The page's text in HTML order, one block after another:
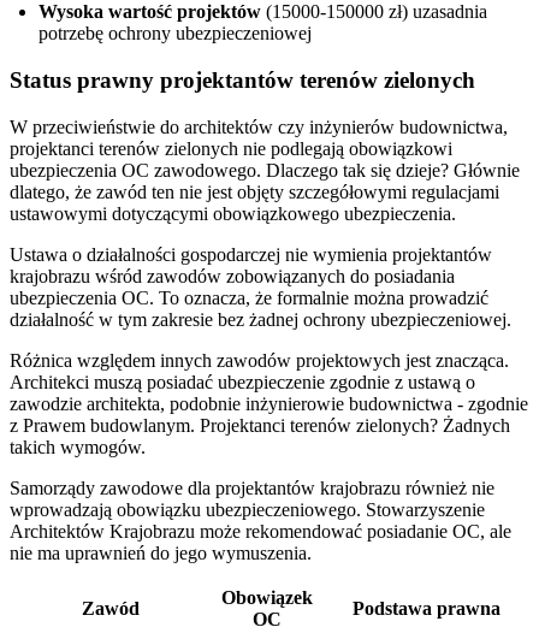
Wysoka wartość projektów (15000-150000 zł) uzasadnia
potrzebę ochrony ubezpieczeniowej
Status prawny projektantów terenów zielonych
W przeciwieństwie do architektów czy inżynierów budownictwa,
projektanci terenów zielonych nie podlegają obowiązkowi
ubezpieczenia OC zawodowego. Dlaczego tak się dzieje? Głównie
dlatego, że zawód ten nie jest objęty szczegółowymi regulacjami
ustawowymi dotyczącymi obowiązkowego ubezpieczenia.
Ustawa o działalności gospodarczej nie wymienia projektantów
krajobrazu wśród zawodów zobowiązanych do posiadania
ubezpieczenia OC. To oznacza, że formalnie można prowadzić
działalność w tym zakresie bez żadnej ochrony ubezpieczeniowej.
Różnica względem innych zawodów projektowych jest znacząca.
Architekci muszą posiadać ubezpieczenie zgodnie z ustawą o
zawodzie architekta, podobnie inżynierowie budownictwa - zgodnie
z Prawem budowlanym. Projektanci terenów zielonych? Żadnych
takich wymogów.
Samorządy zawodowe dla projektantów krajobrazu również nie
wprowadzają obowiązku ubezpieczeniowego. Stowarzyszenie
Architektów Krajobrazu może rekomendować posiadanie OC, ale
nie ma uprawnień do jego wymuszenia.
Zawód
Obowiązek
OC
Podstawa prawna